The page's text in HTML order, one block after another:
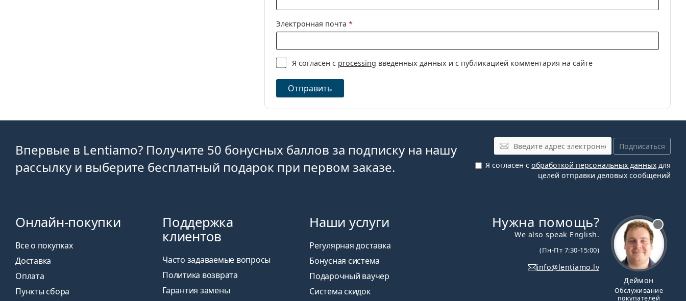
Электронная почта *
Я согласен с processing введенных данных и с публикацией комментария на сайте
Отправить
Впервые в Lentiamo? Получите 50 бонусных баллов за подписку на нашу
рассылку и выберите бесплатный подарок при первом заказе.
Эл. почта
Подписаться
Я согласен с обработкой персональных данных для
целей отправки деловых сообщений
Деймон
Обслуживание
покупателей
Нужна помощь?
We also speak English.
(Пн-Пт 7:30-15:00)
info@lentiamo.lv
Онлайн-покупки
Все о покупках
Доставка
Оплата
Пункты сбора
Поддержка
клиентов
Часто задаваемые вопросы
Политика возврата
Гарантия замены
Наши услуги
Регулярная доставка
Бонусная система
Подарочный ваучер
Система скидок